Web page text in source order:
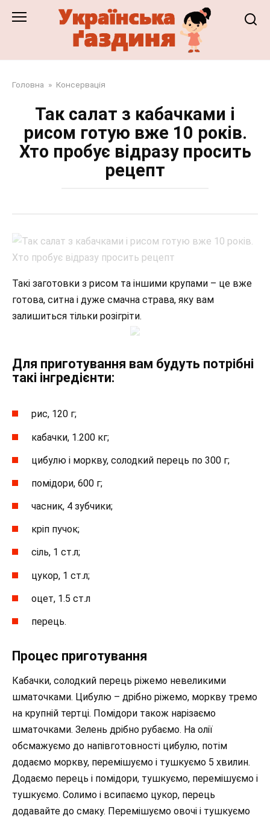
Головна » Консервація
Так салат з кабачками і
рисом готую вже 10 років.
Хто пробує відразу просить
рецепт
Такі заготовки з рисом та іншими крупами – це вже
готова, ситна і дуже смачна страва, яку вам
залишиться тільки розігріти.
Для приготування вам будуть потрібні
такі інгредієнти:
рис, 120 г;
кабачки, 1.200 кг;
цибулю і моркву, солодкий перець по 300 г;
помідори, 600 г;
часник, 4 зубчики;
кріп пучок;
сіль, 1 ст.л;
цукор, 1 ст.л;
оцет, 1.5 ст.л
перець.
Процес приготування
Кабачки, солодкий перець ріжемо невеликими
шматочками. Цибулю – дрібно ріжемо, моркву тремо
на крупній тертці. Помідори також нарізаємо
шматочками. Зелень дрібно рубаємо. На олії
обсмажуємо до напівготовності цибулю, потім
додаємо моркву, перемішуємо і тушкуємо 5 хвилин.
Додаємо перець і помідори, тушкуємо, перемішуємо і
тушкуємо. Солимо і всипаємо цукор, перець
додавайте до смаку. Перемішуємо овочі і тушкуємо